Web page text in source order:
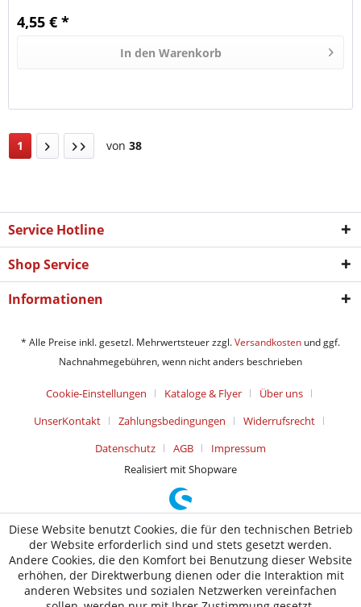
4,55 € *
In den Warenkorb
1 von 38
Service Hotline
Shop Service
Informationen
* Alle Preise inkl. gesetzl. Mehrwertsteuer zzgl.Versandkosten und ggf.
Nachnahmegebühren, wenn nicht anders beschrieben
Cookie-Einstellungen Kataloge & Flyer
Über uns
UnserKontakt
Zahlungsbedingungen
Widerrufsrecht
Datenschutz
AGB
Impressum
Realisiert mit Shopware
Diese Website benutzt Cookies, die für den technischen Betrieb
der Website erforderlich sind und stets gesetzt werden.
Andere Cookies, die den Komfort bei Benutzung dieser Website
erhöhen, der Direktwerbung dienen oder die Interaktion mit
anderen Websites und sozialen Netzwerken vereinfachen